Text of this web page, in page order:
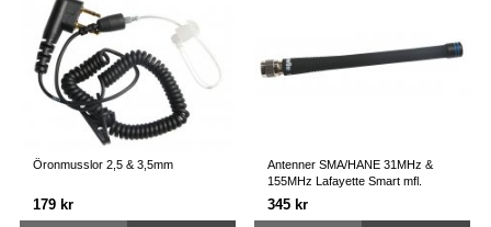
Öronmusslor 2,5 & 3,5mm
179 kr
Antenner SMA/HANE 31MHz &
155MHz Lafayette Smart mfl.
345 kr